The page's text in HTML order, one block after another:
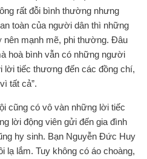
rất đỗi bình thường nhưng
toàn của người dân thì những
mạnh mẽ, phi thường. Đâu
hoà bình vẫn có những người
lời tiếc thương đến các đồng chí,
tất cả”.
cũng có vô vàn những lời tiếc
lời động viên gửi đến gia đình
hy sinh. Bạn Nguyễn Đức Huy
lạ lắm. Tuy không có áo choàng,